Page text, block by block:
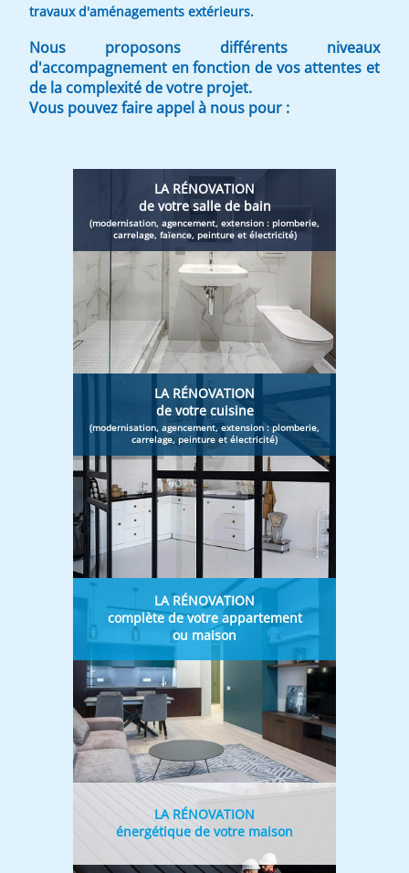
travaux d'aménagements extérieurs.
Nous proposons différents niveaux
d'accompagnement en fonction de vos attentes et
de la complexité de votre projet.
Vous pouvez faire appel à nous pour :
LA RÉNOVATION
de votre salle de bain
(modernisation, agencement, extension : plomberie,
carrelage, faïence, peinture et électricité)
LA RÉNOVATION
de votre cuisine
(modernisation, agencement, extension : plomberie,
carrelage, peinture et électricité)
LA RÉNOVATION
complète de votre appartement
ou maison
LA RÉNOVATION
énergétique de votre maison